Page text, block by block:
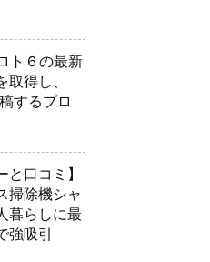
ト６の最新
取得し、
するプロ
と口コミ】
掃除機シャ
暮らしに最
強吸引